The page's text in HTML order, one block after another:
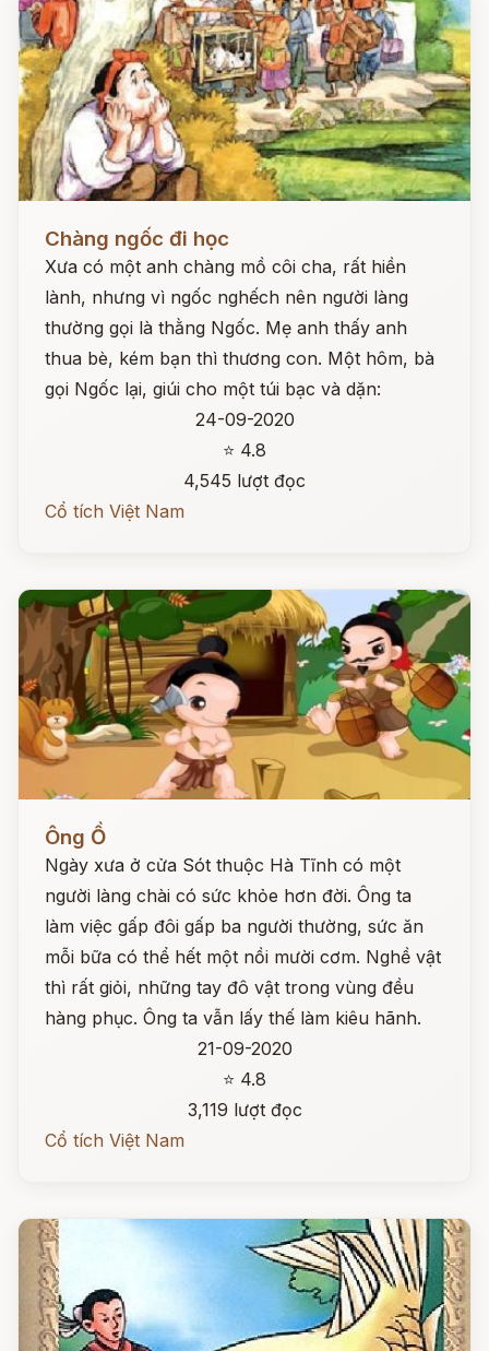
Chàng ngốc đi học
Xưa có một anh chàng mồ côi cha, rất hiền
lành, nhưng vì ngốc nghếch nên người làng
thường gọi là thằng Ngốc. Mẹ anh thấy anh
thua bè, kém bạn thì thương con. Một hôm, bà
gọi Ngốc lại, giúi cho một túi bạc và dặn:
24-09-2020
⭐ 4.8
4,545 lượt đọc
Cổ tích Việt Nam
Đọc ngay
Ông Ồ
Ngày xưa ở cửa Sót thuộc Hà Tĩnh có một
người làng chài có sức khỏe hơn đời. Ông ta
làm việc gấp đôi gấp ba người thường, sức ăn
mỗi bữa có thể hết một nồi mười cơm. Nghề vật
thì rất giỏi, những tay đô vật trong vùng đều
hàng phục. Ông ta vẫn lấy thế làm kiêu hãnh.
21-09-2020
⭐ 4.8
3,119 lượt đọc
Cổ tích Việt Nam